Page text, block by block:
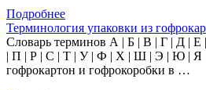
Подробнее
Терминология упаковки из
Словарь терминов А | Б | В | Г | Д |
| П | Р | С | Т | У | Ф | Х | Ш | Э | Ю | Я
гофрокартон и гофрокоробки в …